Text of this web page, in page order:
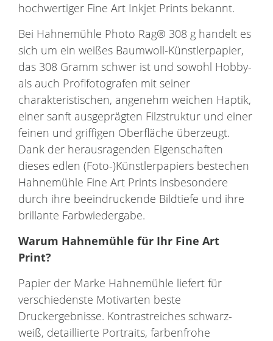
hochwertiger Fine Art Inkjet Prints bekannt.
Bei Hahnemühle Photo Rag® 308 g handelt es
sich um ein weißes Baumwoll-Künstlerpapier,
das 308 Gramm schwer ist und sowohl Hobby-
als auch Profifotografen mit seiner
charakteristischen, angenehm weichen Haptik,
einer sanft ausgeprägten Filzstruktur und einer
feinen und griffigen Oberfläche überzeugt.
Dank der herausragenden Eigenschaften
dieses edlen (Foto-)Künstlerpapiers bestechen
Hahnemühle Fine Art Prints insbesondere
durch ihre beeindruckende Bildtiefe und ihre
brillante Farbwiedergabe.
Warum Hahnemühle für Ihr Fine Art
Print?
Papier der Marke Hahnemühle liefert für
verschiedenste Motivarten beste
Druckergebnisse. Kontrastreiches schwarz-
weiß, detaillierte Portraits, farbenfrohe